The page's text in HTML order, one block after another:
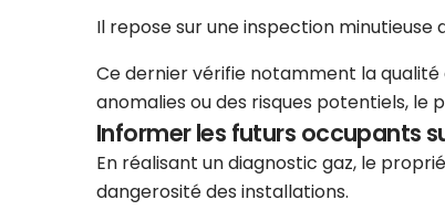
Il repose sur une inspection
Ce dernier vérifie notamment la qualité
anomalies ou des risques potentiels,
Informer les futurs occupants
En réalisant un diagnostic gaz, le
dangerosité des installations.